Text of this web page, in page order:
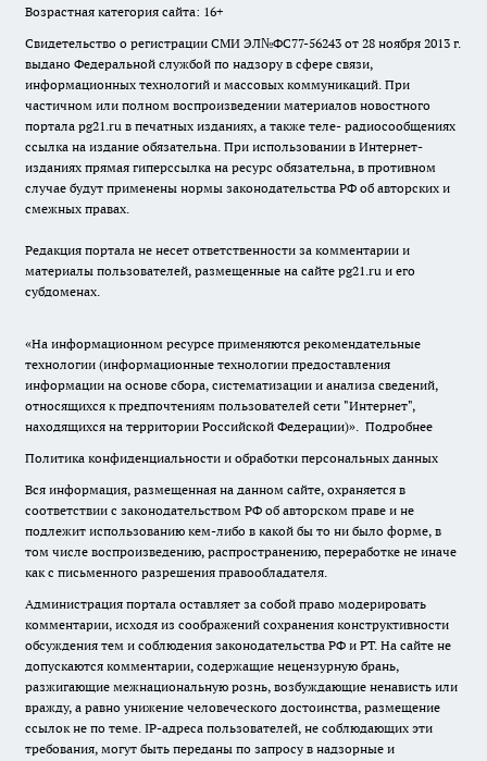
Возрастная категория сайта: 16+
Свидетельство о регистрации СМИ ЭЛ№ФС77-56243 от 28 ноября 2013 г.
выдано Федеральной службой по надзору в сфере связи,
информационных технологий и массовых коммуникаций. При
частичном или полном воспроизведении материалов новостного
портала pg21.ru в печатных изданиях, а также теле- радиосообщениях
ссылка на издание обязательна. При использовании в Интернет-
изданиях прямая гиперссылка на ресурс обязательна, в противном
случае будут применены нормы законодательства РФ об авторских и
смежных правах.
Редакция портала не несет ответственности за комментарии и
материалы пользователей, размещенные на сайте pg21.ru и его
субдоменах.
«На информационном ресурсе применяются рекомендательные
технологии (информационные технологии предоставления
информации на основе сбора, систематизации и анализа сведений,
относящихся к предпочтениям пользователей сети "Интернет",
находящихся на территории Российской Федерации)». Подробнее
Политика конфиденциальности и обработки персональных данных
Вся информация, размещенная на данном сайте, охраняется в
соответствии с законодательством РФ об авторском праве и не
подлежит использованию кем-либо в какой бы то ни было форме, в
том числе воспроизведению, распространению, переработке не иначе
как с письменного разрешения правообладателя.
Администрация портала оставляет за собой право модерировать
комментарии, исходя из соображений сохранения конструктивности
обсуждения тем и соблюдения законодательства РФ и РТ. На сайте не
допускаются комментарии, содержащие нецензурную брань,
разжигающие межнациональную рознь, возбуждающие ненависть или
вражду, а равно унижение человеческого достоинства, размещение
ссылок не по теме. IP-адреса пользователей, не соблюдающих эти
требования, могут быть переданы по запросу в надзорные и